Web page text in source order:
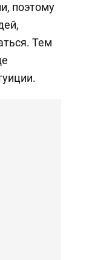
поэтому
Тем